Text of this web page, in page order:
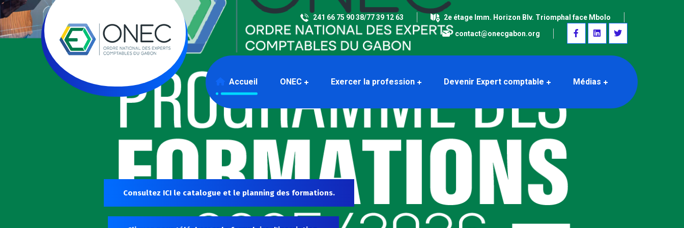
241 66 75 90 38/77 39 12 63
2e étage Imm. Horizon Blv. Triomphal face Mbolo
contact@onecgabon.org
Accueil ONEC Exercer la profession Devenir Expert comptable Médias
Consultez ICI le catalogue et le planning des formations.